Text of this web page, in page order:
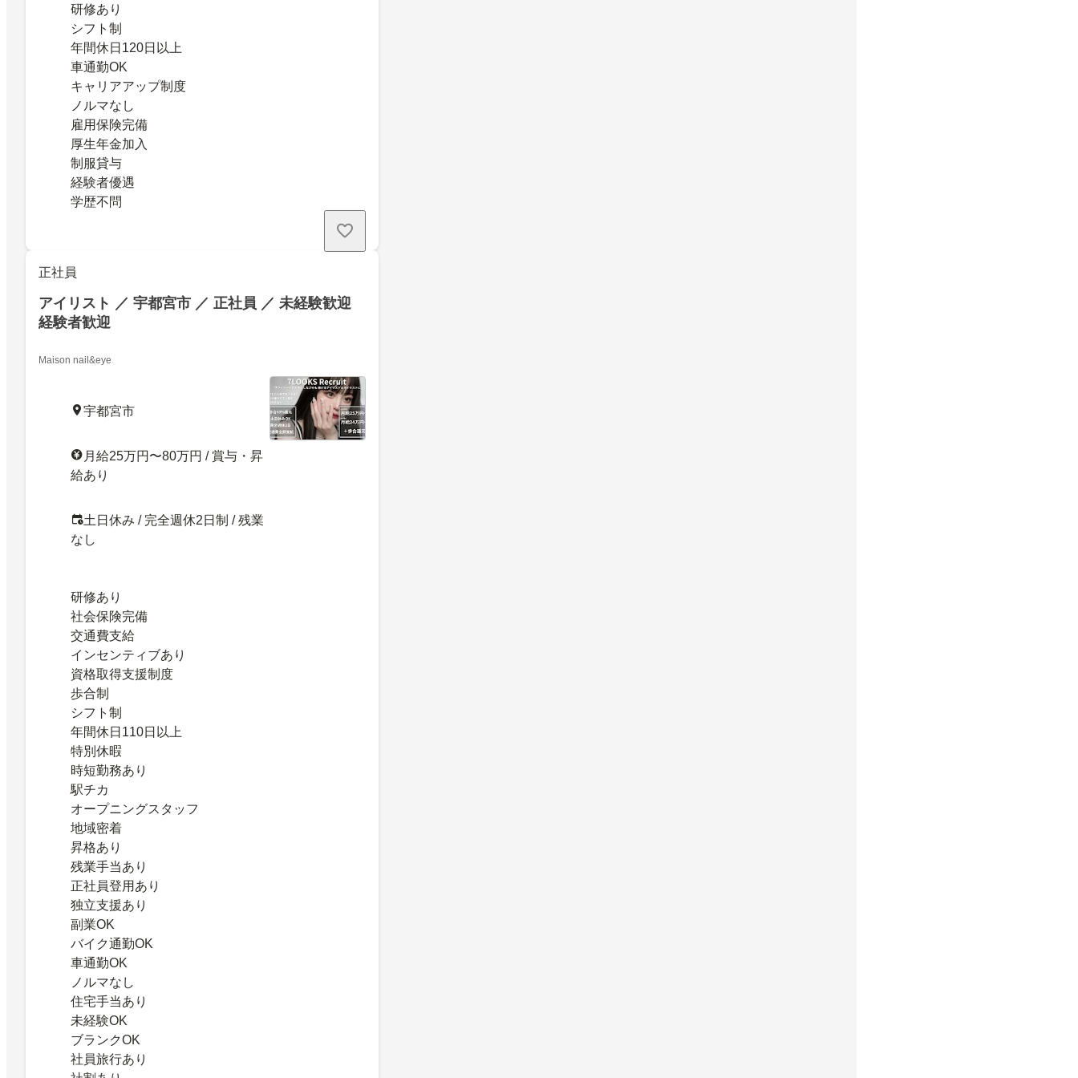
研修あり
シフト制
年間休日120日以上
車通勤OK
キャリアアップ制度
ノルマなし
雇用保険完備
厚生年金加入
制服貸与
経験者優遇
学歴不問
正社員
アイリスト ／ 宇都宮市 ／ 正社員 ／ 未経験歓迎
経験者歓迎
Maison nail&eye
宇都宮市
月給25万円〜80万円 / 賞与・昇
給あり
土日休み / 完全週休2日制 / 残業
なし
研修あり
社会保険完備
交通費支給
インセンティブあり
資格取得支援制度
歩合制
シフト制
年間休日110日以上
特別休暇
時短勤務あり
駅チカ
オープニングスタッフ
地域密着
昇格あり
残業手当あり
正社員登用あり
独立支援あり
副業OK
バイク通勤OK
車通勤OK
ノルマなし
住宅手当あり
未経験OK
ブランクOK
社員旅行あり